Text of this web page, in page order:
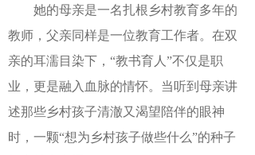
她的母亲是一名扎根乡村教育多年的
教师，父亲同样是一位教育工作者。在双
亲的耳濡目染下，“教书育人”不仅是职
业，更是融入血脉的情怀。当听到母亲讲
述那些乡村孩子清澈又渴望陪伴的眼神
时，一颗“想为乡村孩子做些什么”的种子